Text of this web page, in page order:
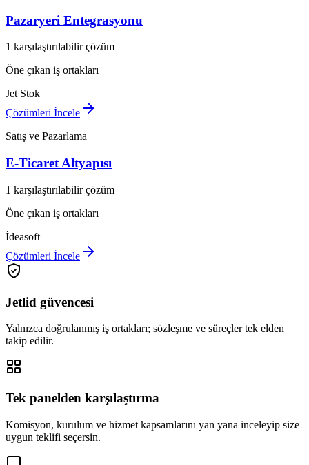
Pazaryeri Entegrasyonu
1 karşılaştırılabilir çözüm
Öne çıkan iş ortakları
Jet Stok
Çözümleri İncele
Satış ve Pazarlama
E-Ticaret Altyapısı
1 karşılaştırılabilir çözüm
Öne çıkan iş ortakları
İdeasoft
Çözümleri İncele
Jetlid güvencesi
Yalnızca doğrulanmış iş ortakları; sözleşme ve süreçler tek elden
takip edilir.
Tek panelden karşılaştırma
Komisyon, kurulum ve hizmet kapsamlarını yan yana inceleyip size
uygun teklifi seçersin.